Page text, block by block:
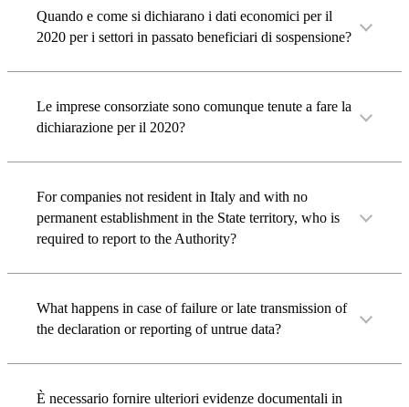
Quando e come si dichiarano i dati economici per il
2020 per i settori in passato beneficiari di sospensione?
Le imprese consorziate sono comunque tenute a fare la
dichiarazione per il 2020?
For companies not resident in Italy and with no
permanent establishment in the State territory, who is
required to report to the Authority?
What happens in case of failure or late transmission of
the declaration or reporting of untrue data?
È necessario fornire ulteriori evidenze documentali in